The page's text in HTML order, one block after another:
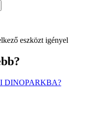
eszközt igényel
DINOPARKBA?